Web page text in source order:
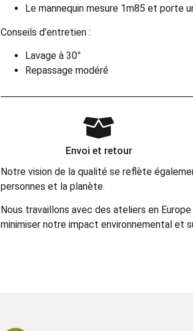
Le mannequin mesure 1m85 et porte
Conseils d’entretien :
Lavage à 30°
Repassage modéré
Envoi et retour
Notre vision de la qualité se reflète
personnes et la planète.
Nous travaillons avec des ateliers en
minimiser notre impact environnemental et